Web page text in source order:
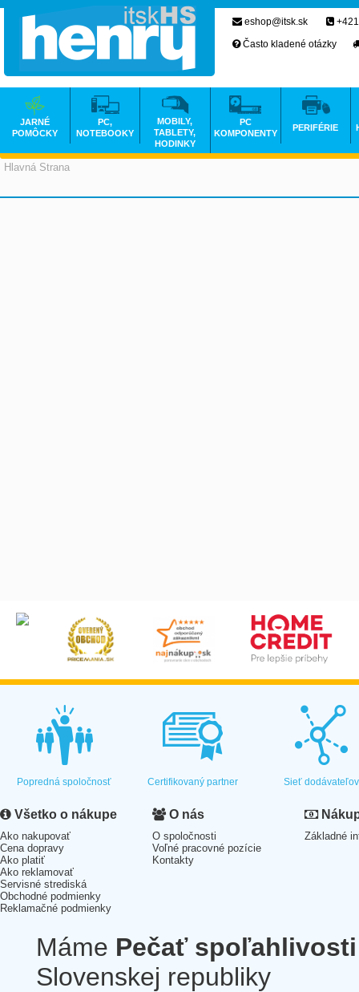
Hlavná Strana
eshop@itsk.sk
Často kladené otázky
JARNÉ
POMÔCKY
PC,
NOTEBOOKY
MOBILY,
TABLETY,
HODINKY
PC
KOMPONENTY
PERIFÉRIE
Popredná spoločnosť Certifikovaný partner Sieť dodávateľov
Všetko o nákupe
Ako nakupovať
Cena dopravy
Ako platiť
Ako reklamovať
Servisné strediská
Obchodné podmienky
Reklamačné podmienky
O nás
O spoločnosti
Voľné pracovné pozície
Kontakty
Základné
Máme Pečať spoľahlivosti
Slovenskej republiky